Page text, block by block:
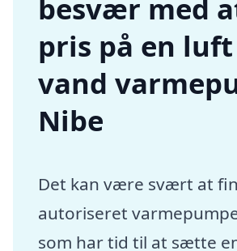
besvær med
pris på en
vand
Nibe
Det kan være svært at
autoriseret
som har tid til at sætte